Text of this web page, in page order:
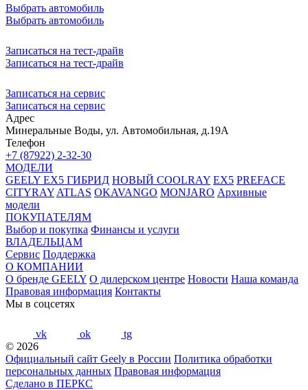
Выбрать автомобиль
Выбрать автомобиль
Записаться на тест-драйв
Записаться на тест-драйв
Записаться на сервис
Записаться на сервис
Адрес
Минеральные Воды, ул. Автомобильная, д.19А
Телефон
+7 (87922) 2-32-30
МОДЕЛИ
GEELY EX5 ГИБРИД НОВЫЙ COOLRAY EX5 PREFACE
CITYRAY ATLAS OKAVANGO MONJARO Архивные
модели
ПОКУПАТЕЛЯМ
Выбор и покупка Финансы и услуги
ВЛАДЕЛЬЦАМ
Сервис Поддержка
О КОМПАНИИ
О бренде GEELY О дилерском центре Новости Наша команда
Правовая информация Контакты
Мы в соцсетях
vk ok
tg
© 2026
Официальный сайт Geely в России Политика обработки
персональных данных Правовая информация
Сделано в ПЕРКС